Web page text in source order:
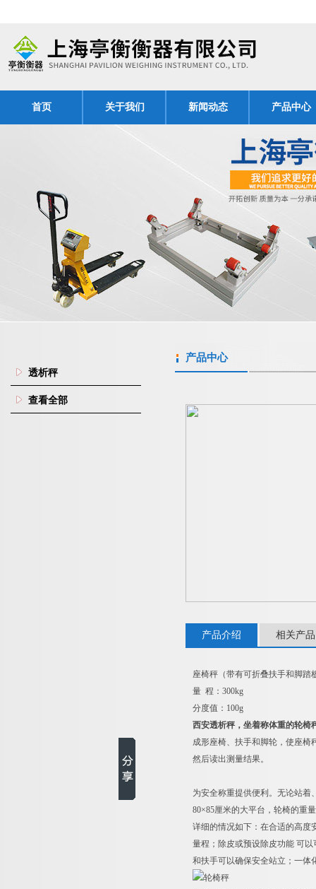
首页 关于我们 新闻动态 产品中心
透析秤
查看全部
产品中心
产品介绍 相关产品
座椅秤（带有可折叠扶手和脚踏
量 程：300kg
分度值：100g
西安透析秤，坐着称体重的轮椅
成形座椅、扶手和脚轮，使座椅
然后读出测量结果。
为安全称重提供便利。无论站着
80×85厘米的大平台，轮椅的重
详细的情况如下：在合适的高度
量程；除皮或预设除皮功能 可
和扶手可以确保安全站立；一体